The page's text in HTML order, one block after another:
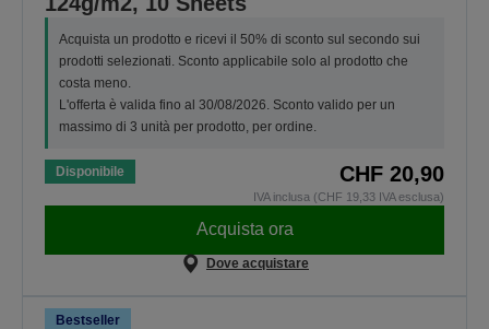
Acquista un prodotto e ricevi il 50% di sconto sul secondo sui
prodotti selezionati. Sconto applicabile solo al prodotto che
costa meno.
L'offerta è valida fino al 30/08/2026. Sconto valido per un
massimo di 3 unità per prodotto, per ordine.
Disponibile CHF 20,90
IVA inclusa (CHF 19,33 IVA esclusa)
Acquista ora
Dove acquistare
Bestseller